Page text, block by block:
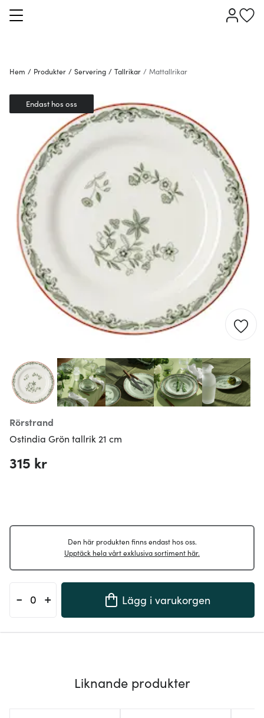
Hem / Produkter / Servering / Tallrikar / Mattallrikar
Rörstrand
Ostindia Grön tallrik 21 cm
Endast hos oss
315 kr
Den här produkten finns endast hos oss.
Upptäck hela vårt exklusiva sortiment här.
- + Lägg i varukorgen
Liknande produkter